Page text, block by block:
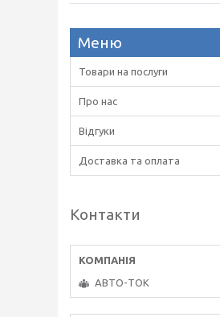
Товари на послуги
Про нас
Відгуки
Доставка та оплата
Контакти
АВТО-ТОК